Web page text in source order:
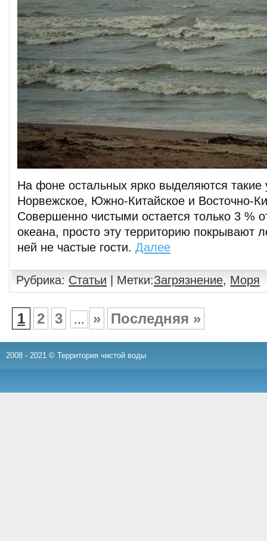
На фоне остальных ярко выделяются такие
Норвежское, Южно-Китайское и Восточно-
Совершенно чистыми остается только 3 %
океана, просто эту территорию покрывают
ней не частые гости. Далее
Рубрика: Статьи | Метки:Загрязнение, Моря
1 2 3 ... » Последняя »
2008 - 2021 © Территория чистой воды